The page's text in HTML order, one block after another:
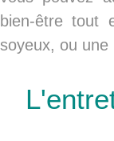
bien-être tout
soyeux, ou une